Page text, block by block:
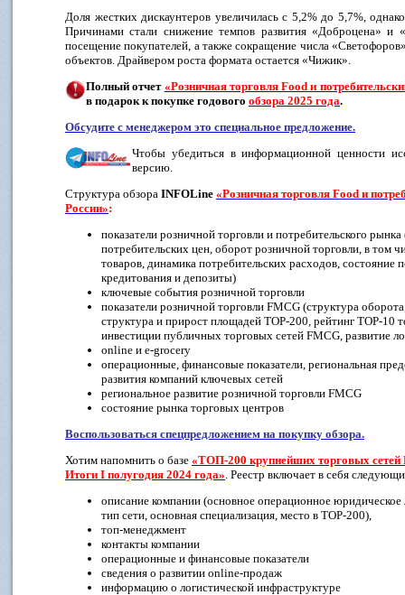
Доля жестких дискаунтеров увеличилась с 5,2% до 5,7%,
Причинами стали снижение темпов развития «Доброцена» и
посещение покупателей, а также сокращение числа
объектов. Драйвером роста формата остается «Чижик».
Полный отчет «Розничная торговляFood и
в подарок к покупке годового обзора 2025 года.
Обсудите с менеджером это специальное предложение.
Чтобы убедиться в информационной ценности
версию.
Структура обзора INFOLine «Розничная торговля Food и
России»:
показатели розничной торговли и потребительского
потребительских цен, оборот розничной торговли, в том
товаров, динамика потребительских расходов, состояние
кредитования и депозиты)
ключевые события розничной торговли
показатели розничной торговли FMCG (структура
структура и прирост площадей TOP-200, рейтинг TOP-10
инвестиции публичных торговых сетей FMCG, развитие
online и e-grocery
операционные, финансовые показатели, региональная
развития компаний ключевых сетей
региональное развитие розничной торговли FMCG
состояние рынка торговых центров
Воспользоваться спецпредложением на покупку обзора.
Хотим напомнить о базе «ТОП-200 крупнейших торговых сетей
Итоги I полугодия 2024 года». Реестр включает в себя
описание компании (основное операционное
тип сети, основная специализация, место в ТОР-200),
топ-менеджмент
контакты компании
операционные и финансовые показатели
сведения о развитии online-продаж
информацию о логистической инфраструктуре